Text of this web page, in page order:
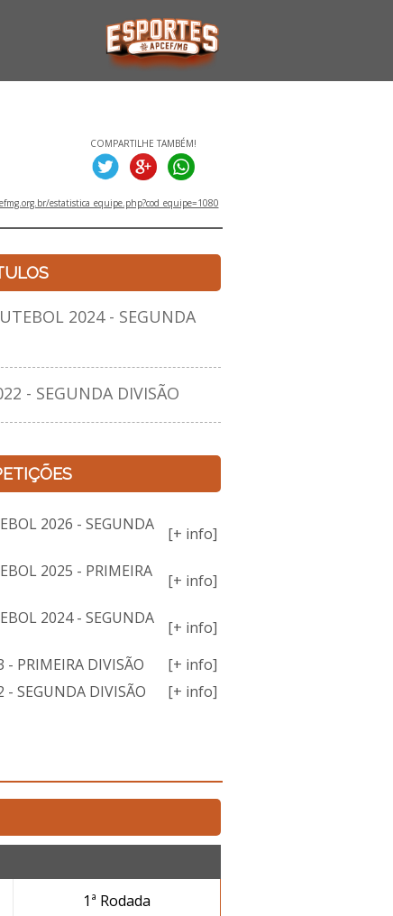
COMPARTILHE TAMBÉM!
estatistica_equipe.php?cod_equipe=1080
2024 - SEGUNDA
- SEGUNDA DIVISÃO
2026 - SEGUNDA
[+ info]
2025 - PRIMEIRA
[+ info]
2024 - SEGUNDA
[+ info]
PRIMEIRA DIVISÃO
[+ info]
SEGUNDA DIVISÃO
[+ info]
1ª Rodada